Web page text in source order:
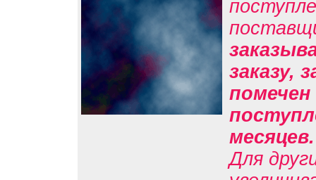
заказу,
помечен
Для